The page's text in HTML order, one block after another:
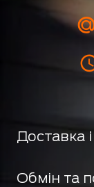
Доставка
Обмін та